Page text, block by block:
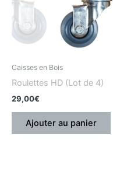
Caisses en Bois
Roulettes HD (Lot de 4)
29,00€
Ajouter au panier